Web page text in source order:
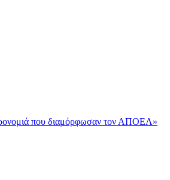
που διαμόρφωσαν τον ΑΠΟΕΛ»